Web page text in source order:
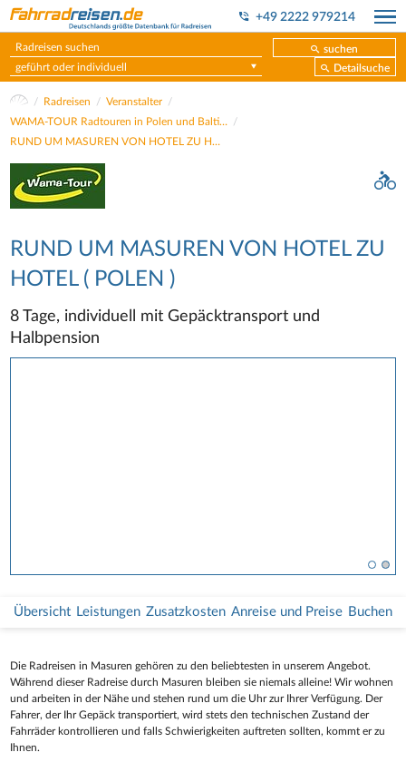
+49 2222 979214
suchen
geführt oder individuell
Detailsuche
Radreisen
Veranstalter
WAMA-TOUR Radtouren in Polen und Baltikum
RUND UM MASUREN VON HOTEL ZU HOTEL ( POLEN )
RUND UM MASUREN VON HOTEL ZU
HOTEL ( POLEN )
8 Tage, individuell mit Gepäcktransport und
Halbpension
Übersicht Leistungen Zusatzkosten Anreise und Preise Buchen
Die Radreisen in Masuren gehören zu den beliebtesten in unserem Angebot.
Während dieser Radreise durch Masuren bleiben sie niemals alleine! Wir wohnen
und arbeiten in der Nähe und stehen rund um die Uhr zur Ihrer Verfügung. Der
Fahrer, der Ihr Gepäck transportiert, wird stets den technischen Zustand der
Fahrräder kontrollieren und falls Schwierigkeiten auftreten sollten, kommt er zu
Ihnen.